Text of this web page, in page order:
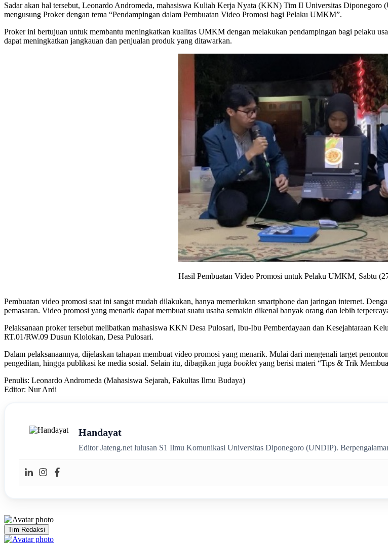
Sadar akan hal tersebut, Leonardo Andromeda, mahasiswa Kuliah Kerja Nyata (KKN) Tim II Universitas
mengusung Proker dengan tema “Pendampingan dalam Pembuatan Video Promosi bagi Pelaku UMKM”.
Proker ini bertujuan untuk membantu meningkatkan kualitas UMKM dengan melakukan pendampingan bagi pelaku
dapat meningkatkan jangkauan dan penjualan produk yang ditawarkan.
Hasil Pembuatan Video Promosi untuk Pelaku UMKM, Sabtu
Pembuatan video promosi saat ini sangat mudah dilakukan, hanya memerlukan smartphone dan jaringan internet.
pemasaran. Video promosi yang menarik dapat membuat suatu usaha semakin dikenal banyak orang dan lebih
Pelaksanaan proker tersebut melibatkan mahasiswa KKN Desa Pulosari, Ibu-Ibu Pemberdayaan dan Kesejahtaraan
RT.01/RW.09 Dusun Klolokan, Desa Pulosari.
Dalam pelaksanaannya, dijelaskan tahapan membuat video promosi yang menarik. Mulai dari mengenali target
pengeditan, hingga publikasi ke media sosial. Selain itu, dibagikan juga bookletyang berisi materi “Tips & Trik
Penulis: Leonardo Andromeda (Mahasiswa Sejarah, Fakultas Ilmu Budaya)
Editor: Nur Ardi
Handayat
Editor Jateng.net lulusan S1 Ilmu Komunikasi Universitas Diponegoro (UNDIP).
Tim Redaksi